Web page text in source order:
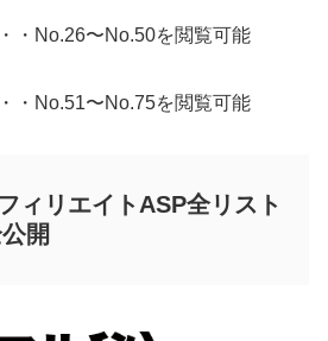
・No.26〜No.50を閲覧可能
・No.51〜No.75を閲覧可能
ィリエイトASP全リスト
開